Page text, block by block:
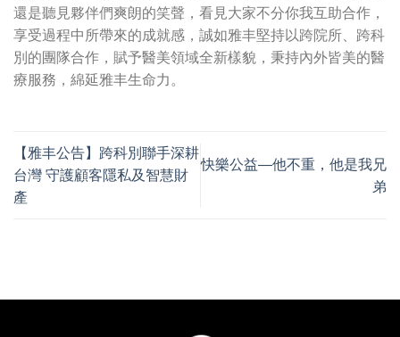
還是聽見夥伴們爽朗的笑聲，看見大家不分你我互助合作，
享受過程中所帶來的成就感，誠如雅丰堅持以跨院所、跨科
別的團隊合作，賦予醫美領域全新樣貌，秉持內外皆美的醫
療服務，綿延雅丰生命力。
【雅丰公告】跨科別聯手深耕
台灣 守護顧客隱私及智慧財
產
快樂公益—他不重，他是我兄
弟